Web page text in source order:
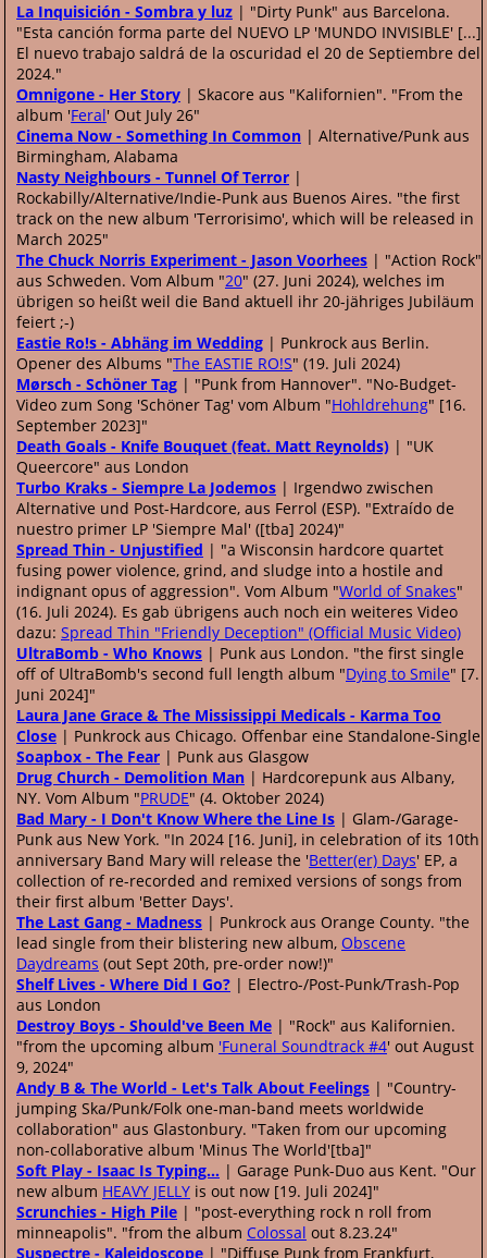
La Inquisición - Sombra y luz | "Dirty Punk" aus Barcelona.
"Esta canción forma parte del NUEVO LP 'MUNDO INVISIBLE' [...]
El nuevo trabajo saldrá de la oscuridad el 20 de Septiembre del
2024."
Omnigone - Her Story | Skacore aus "Kalifornien". "From the
album 'Feral' Out July 26"
Cinema Now - Something In Common | Alternative/Punk aus
Birmingham, Alabama
Nasty Neighbours - Tunnel Of Terror |
Rockabilly/Alternative/Indie-Punk aus Buenos Aires. "the first
track on the new album 'Terrorisimo', which will be released in
March 2025"
The Chuck Norris Experiment - Jason Voorhees | "Action Rock"
aus Schweden. Vom Album "20" (27. Juni 2024), welches im
übrigen so heißt weil die Band aktuell ihr 20-jähriges Jubiläum
feiert ;-)
Eastie Ro!s - Abhäng im Wedding | Punkrock aus Berlin.
Opener des Albums "The EASTIE RO​!​S" (19. Juli 2024)
Mørsch - Schöner Tag | "Punk from Hannover". "No-Budget-
Video zum Song 'Schöner Tag' vom Album "Hohldrehung" [16.
September 2023]"
Death Goals - Knife Bouquet (feat. Matt Reynolds) | "UK
Queercore" aus London
Turbo Kraks - Siempre La Jodemos | Irgendwo zwischen
Alternative und Post-Hardcore, aus Ferrol (ESP). "Extraído de
nuestro primer LP 'Siempre Mal' ([tba] 2024)"
Spread Thin - Unjustified | "a Wisconsin hardcore quartet
fusing power violence, grind, and sludge into a hostile and
indignant opus of aggression". Vom Album "World of Snakes"
(16. Juli 2024). Es gab übrigens auch noch ein weiteres Video
dazu: Spread Thin "Friendly Deception" (Official Music Video)
UltraBomb - Who Knows | Punk aus London. "the first single
off of UltraBomb's second full length album "Dying to Smile" [7.
Juni 2024]"
Laura Jane Grace & The Mississippi Medicals - Karma Too
Close | Punkrock aus Chicago. Offenbar eine Standalone-Single
Soapbox - The Fear | Punk aus Glasgow
Drug Church - Demolition Man | Hardcorepunk aus Albany,
NY. Vom Album "PRUDE" (4. Oktober 2024)
Bad Mary - I Don't Know Where the Line Is | Glam-/Garage-
Punk aus New York. "In 2024 [16. Juni], in celebration of its 10th
anniversary Band Mary will release the 'Better(er) Days' EP, a
collection of re-recorded and remixed versions of songs from
their first album 'Better Days'.
The Last Gang - Madness | Punkrock aus Orange County. "the
lead single from their blistering new album, Obscene
Daydreams (out Sept 20th, pre-order now!)"
Shelf Lives - Where Did I Go? | Electro-/Post-Punk/Trash-Pop
aus London
Destroy Boys - Should've Been Me | "Rock" aus Kalifornien.
"from the upcoming album 'Funeral Soundtrack #4' out August
9, 2024"
Andy B & The World - Let's Talk About Feelings | "Country-
jumping Ska/Punk/Folk one-man-band meets worldwide
collaboration" aus Glastonbury. "Taken from our upcoming
non-collaborative album 'Minus The World'[tba]"
Soft Play - Isaac Is Typing… | Garage Punk-Duo aus Kent. "Our
new album HEAVY JELLY is out now [19. Juli 2024]"
Scrunchies - High Pile | "post-everything rock n roll from
minneapolis". "from the album Colossal out 8.23.24"
Suspectre - Kaleidoscope | "Diffuse Punk from Frankfurt,